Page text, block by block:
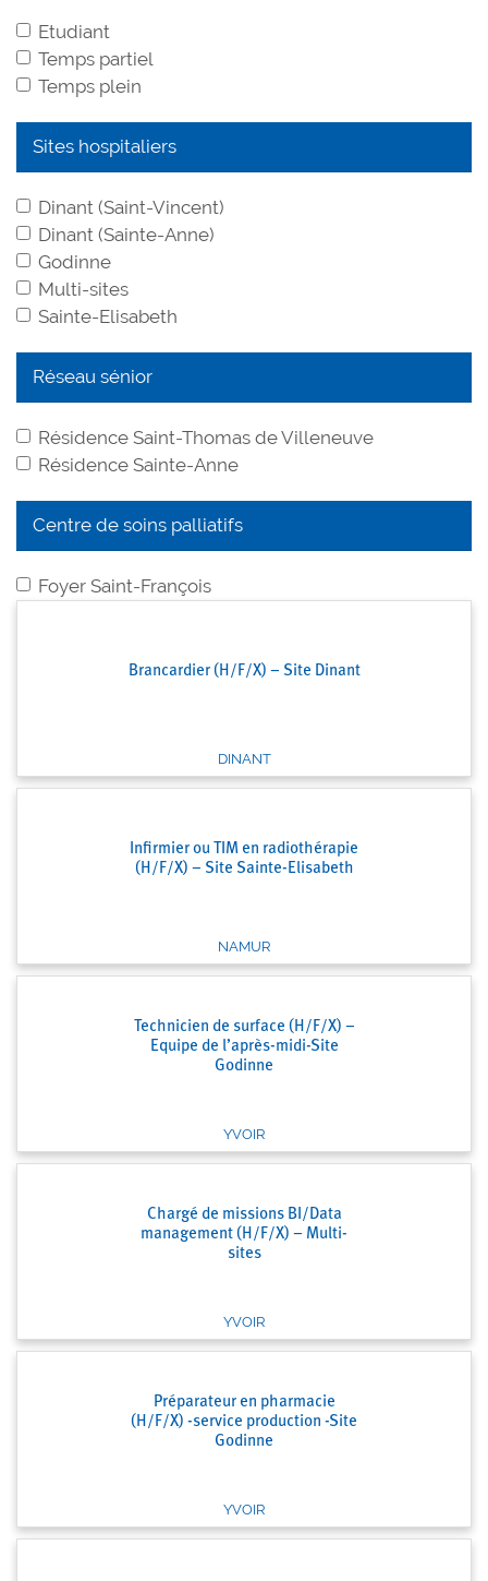
Etudiant
Temps partiel
Temps plein
Sites hospitaliers
Dinant (Saint-Vincent)
Dinant (Sainte-Anne)
Godinne
Multi-sites
Sainte-Elisabeth
Réseau sénior
Résidence Saint-Thomas de Villeneuve
Résidence Sainte-Anne
Centre de soins palliatifs
Foyer Saint-François
Brancardier (H/F/X) – Site Dinant
DINANT
Infirmier ou TIM en radiothérapie
(H/F/X) – Site Sainte-Elisabeth
NAMUR
Technicien de surface (H/F/X) –
Equipe de l’après-midi-Site
Godinne
YVOIR
Chargé de missions BI/Data
management (H/F/X) – Multi-
sites
YVOIR
Préparateur en pharmacie
(H/F/X) -service production -Site
Godinne
YVOIR